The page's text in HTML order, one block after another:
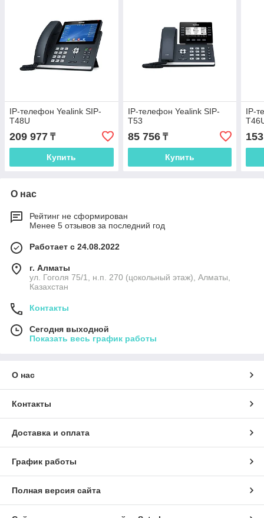
IP-телефон Yealink SIP-
T48U
209 977 ₸
Купить
IP-телефон Yealink SIP-
T53
85 756₸
Купить
IP-
О нас
Рейтинг не сформирован
Менее 5 отзывов за последний год
Работает с 24.08.2022
г. Алматы
ул. Гоголя 75/1, н.п. 270 (цокольный этаж), Алматы,
Казахстан
Контакты
Сегодня выходной
Показать весь график работы
О нас
Контакты
Доставка и оплата
График работы
Полная версия сайта